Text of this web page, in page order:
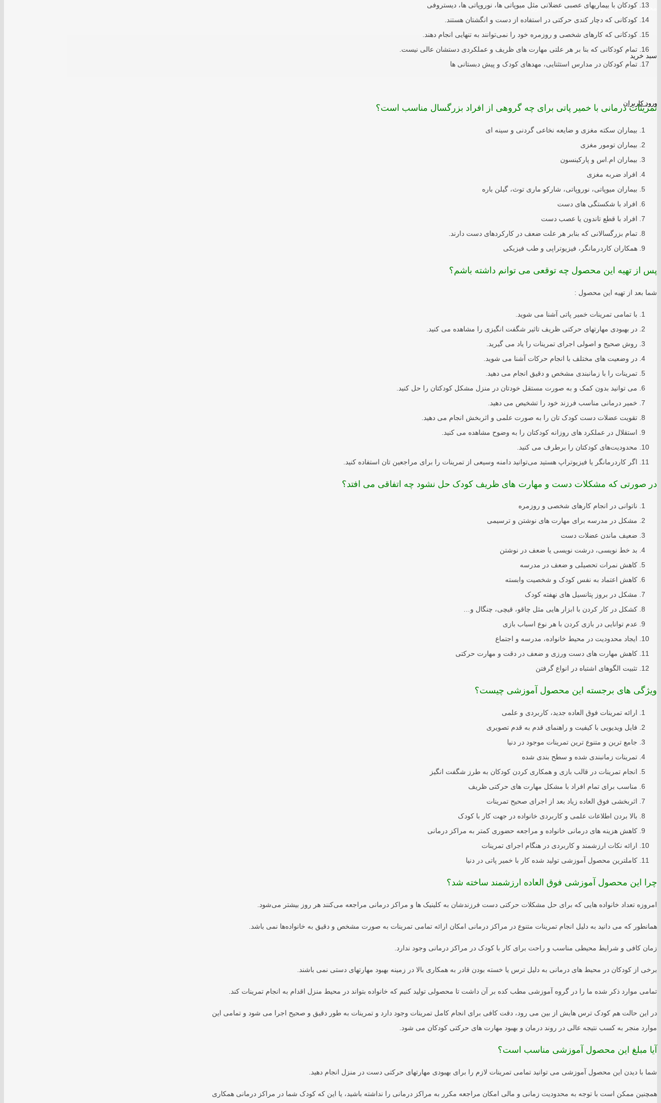
محصولمحصول مورد نظر با موقفعیت افزوده شد
سبد خرید
ورود کاربران
کودکان با بیماریهای عصبی عضلانی مثل میوپاتی ها، نوروپاتی ها، دیستروفی
کودکانی که دچار کندی حرکتی در استفاده از دست و انگشتان هستند.
کودکانی که کارهای شخصی و روزمره خود را نمی‌توانند به تنهایی انجام دهند.
تمام کودکانی که بنا بر هر علتی مهارت های ظریف و عملکردی دستشان عالی نیست.
تمام کودکان در مدارس استثنایی، مهدهای کودک و پیش دبستانی ها
تمرینات درمانی با خمیر پاتی برای چه گروهی از افراد بزرگسال مناسب است؟
بیماران سکته مغزی و ضایعه نخاعی گردنی و سینه ای
بیماران تومور مغزی
بیماران ام.اس و پارکینسون
افراد ضربه مغزی
بیماران میوپاتی، نوروپاتی، شارکو ماری توث، گیلن باره
افراد با شکستگی های دست
افراد با قطع تاندون یا عصب دست
تمام بزرگسالانی که بنابر هر علت ضعف در کارکردهای دست دارند.
همکاران کاردرمانگر، فیزیوتراپی و طب فیزیکی
پس از تهیه این محصول چه توقعی می توانم داشته باشم؟
شما بعد از تهیه این محصول :
با تمامی تمرینات خمیر پاتی آشنا می شوید.
در بهبودی مهارتهای حرکتی ظریف تاثیر شگفت انگیزی را مشاهده می کنید.
روش صحیح و اصولی اجرای تمرینات را یاد می گیرید.
در وضعیت های مختلف با انجام حرکات آشنا می شوید.
تمرینات را با زمانبندی مشخص و دقیق انجام می دهید.
می توانید بدون کمک و به صورت مستقل خودتان در منزل مشکل کودکتان را حل کنید.
خمیر درمانی مناسب فرزند خود را تشخیص می دهید.
تقویت عضلات دست کودک تان را به صورت علمی و اثربخش انجام می دهید.
استقلال در عملکرد های روزانه کودکتان را به وضوح مشاهده می کنید.
محدودیت‌های کودکتان را برطرف می کنید.
اگر کاردرمانگر یا فیزیوتراپ هستید می‌توانید دامنه وسیعی از تمرینات را برای مراجعین تان استفاده کنید.
در صورتی که مشکلات دست و مهارت های ظریف کودک حل نشود چه اتفاقی می افتد؟
ناتوانی در انجام کارهای شخصی و روزمره
مشکل در مدرسه برای مهارت های نوشتن و ترسیمی
ضعیف ماندن عضلات دست
بد خط نویسی، درشت نویسی یا ضعف در نوشتن
کاهش نمرات تحصیلی و ضعف در مدرسه
کاهش اعتماد به نفس کودک و شخصیت وابسته
مشکل در بروز پتانسیل های نهفته کودک
کشکل در کار کردن با ابزار هایی مثل چاقو، قیچی، چنگال و…
عدم توانایی در بازی کردن با هر نوع اسباب بازی
ایجاد محدودیت در محیط خانواده، مدرسه و اجتماع
کاهش مهارت های دست ورزی و ضعف در دقت و مهارت حرکتی
تثبیت الگوهای اشتباه در انواع گرفتن
ویژگی های برجسته این محصول آموزشی چیست؟
ارائه تمرینات فوق العاده جدید، کاربردی و علمی
فایل ویدیویی با کیفیت و راهنمای قدم به قدم تصویری
جامع ترین و متنوع ترین تمرینات موجود در دنیا
تمرینات زمانبندی شده و سطح بندی شده
انجام تمرینات در قالب بازی و همکاری کردن کودکان به طرز شگفت انگیز
مناسب برای تمام افراد با مشکل مهارت های حرکتی ظریف
اثربخشی فوق العاده زیاد بعد از اجرای صحیح تمرینات
بالا بردن اطلاعات علمی و کاربردی خانواده در جهت کار با کودک
کاهش هزینه های درمانی خانواده و مراجعه حضوری کمتر به مراکز درمانی
ارائه نکات ارزشمند و کاربردی در هنگام اجرای تمرینات
کاملترین محصول آموزشی تولید شده کار با خمیر پاتی در دنیا
چرا این محصول آموزشی فوق العاده ارزشمند ساخته شد؟
امروزه تعداد خانواده هایی که برای حل مشکلات حرکتی دست فرزندشان به کلینیک ها و مراکز درمانی مراجعه می‌کنند هر روز بیشتر می‌شود.
همانطور که می دانید به دلیل انجام تمرینات متنوع در مراکز درمانی امکان ارائه تمامی تمرینات به صورت مشخص و دقیق به خانواده‌ها نمی باشد.
زمان کافی و شرایط محیطی مناسب و راحت برای کار با کودک در مراکز درمانی وجود ندارد.
برخی از کودکان در محیط های درمانی به دلیل ترس یا خسته بودن قادر به همکاری بالا در زمینه بهبود مهارتهای دستی نمی باشند.
تمامی موارد ذکر شده ما را در گروه آموزشی مطب کده بر آن داشت تا محصولی تولید کنیم که خانواده بتواند در محیط منزل اقدام به انجام تمرینات کند.
در این حالت هم کودک ترس هایش از بین می رود، دقت کافی برای انجام کامل تمرینات وجود دارد و تمرینات به طور دقیق و صحیح اجرا می شود و تمامی این
موارد منجر به کسب نتیجه عالی در روند درمان و بهبود مهارت های حرکتی کودکان می شود.
آیا مبلغ این محصول آموزشی مناسب است؟
شما با دیدن این محصول آموزشی می توانید تمامی تمرینات لازم را برای بهبودی مهارتهای حرکتی دست در منزل انجام دهید.
همچنین ممکن است با توجه به محدودیت زمانی و مالی امکان مراجعه مکرر به مراکز درمانی را نداشته باشید، یا این که کودک شما در مراکز درمانی همکاری